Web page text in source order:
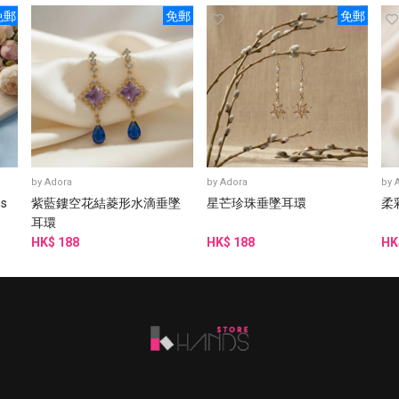
郵 免郵
byAdora
紫藍鏤空花結菱形水滴垂墜
耳環
HK$ 188
免郵
by Adora
星芒珍珠垂墜耳環
HK$ 188
by
柔